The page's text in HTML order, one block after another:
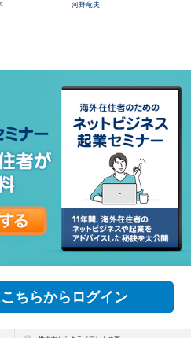
河野竜夫
ちらからログイン